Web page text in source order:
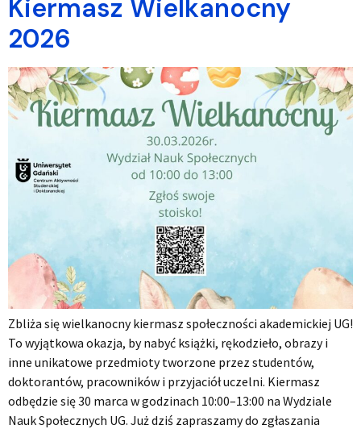
Kiermasz Wielkanocny
2026
Zbliża się wielkanocny kiermasz społeczności akademickiej UG!
To wyjątkowa okazja, by nabyć książki, rękodzieło, obrazy i
inne unikatowe przedmioty tworzone przez studentów,
doktorantów, pracowników i przyjaciół uczelni. Kiermasz
odbędzie się 30 marca w godzinach 10:00–13:00 na Wydziale
Nauk Społecznych UG. Już dziś zapraszamy do zgłaszania